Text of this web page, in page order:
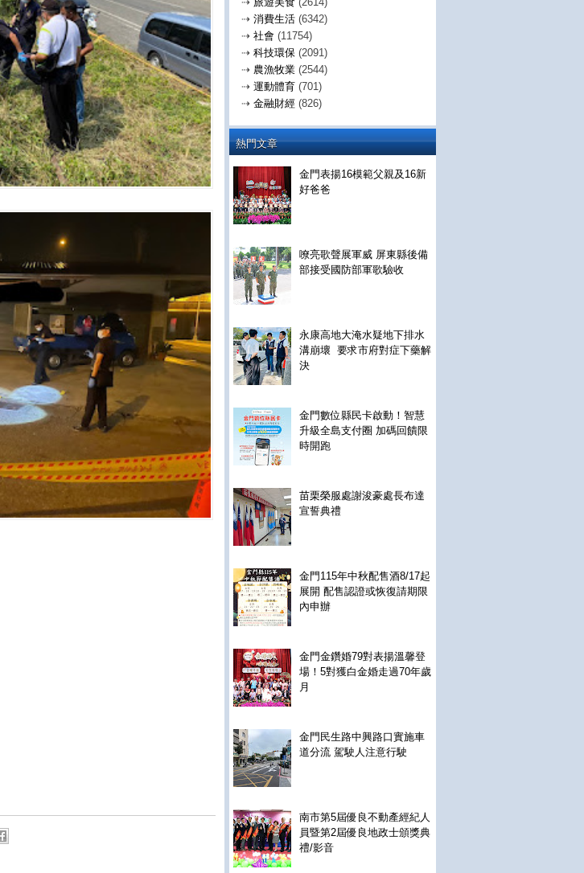
⇢ 消費生活 (6342)
⇢ 社會 (11754)
⇢ 科技環保 (2091)
⇢ 農漁牧業 (2544)
⇢ 運動體育 (701)
⇢ 金融財經 (826)
熱門文章
金門表揚16模範父親及16新
好爸爸
嘹亮歌聲展軍威 屏東縣後備
部接受國防部軍歌驗收
永康高地大淹水疑地下排水
溝崩壞 要求市府對症下藥解
決
金門數位縣民卡啟動！智慧
升級全島支付圈 加碼回饋限
時開跑
苗栗榮服處謝浚豪處長布達
宣誓典禮
金門115年中秋配售酒8/17起
展開 配售認證或恢復請期限
內申辦
金門金鑽婚79對表揚溫馨登
場！5對獲白金婚走過70年歲
月
金門民生路中興路口實施車
道分流 駕駛人注意行駛
南市第5屆優良不動產經紀人
員暨第2屆優良地政士頒獎典
禮/影音